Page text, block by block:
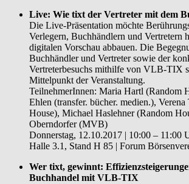
Live: Wie tixt der Vertreter mit dem
Die Live-Präsentation möchte
Verlegern, Buchhändlern und Vertretern
digitalen Vorschau abbauen. Die
Buchhändler und Vertreter sowie der
Vertreterbesuchs mithilfe von VLB-TIX
Mittelpunkt der Veranstaltung.
TeilnehmerInnen: Maria Hartl (Random
Ehlen (transfer. bücher. medien.),
House), Michael Haslehner (Random
Oberndorfer (MVB)
Donnerstag, 12.10.2017 | 10:00 – 11:00
Halle 3.1, Stand H 85 | Forum
Wer tixt, gewinnt:
Buchhandel mit VLB-TIX